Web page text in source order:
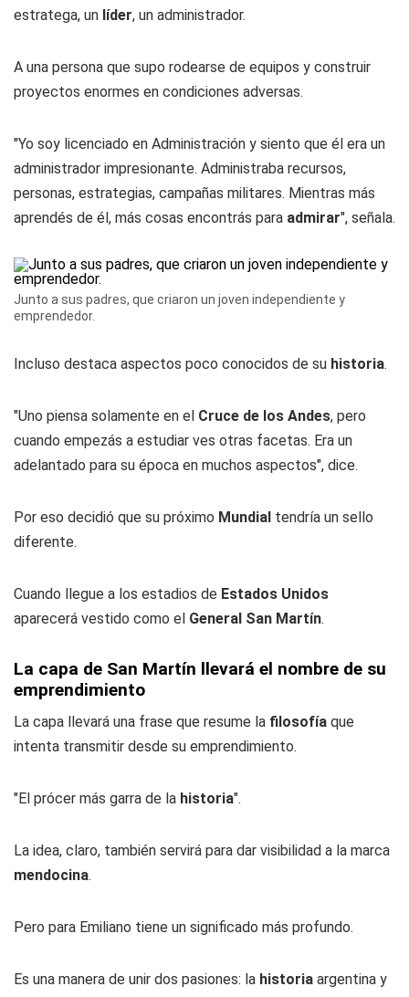
estratega, un líder, un administrador.
A una persona que supo rodearse de equipos y construir
proyectos enormes en condiciones adversas.
"Yo soy licenciado en Administración y siento que él era un
administrador impresionante. Administraba recursos,
personas, estrategias, campañas militares. Mientras más
aprendés de él, más cosas encontrás para admirar", señala.
Junto a sus padres, que criaron un joven independiente y
emprendedor.
Incluso destaca aspectos poco conocidos de su historia.
"Uno piensa solamente en el Cruce de los Andes, pero
cuando empezás a estudiar ves otras facetas. Era un
adelantado para su época en muchos aspectos", dice.
Por eso decidió que su próximo Mundial tendría un sello
diferente.
Cuando llegue a los estadios de Estados Unidos
aparecerá vestido como el General San Martín.
La capa de San Martín llevará el nombre de su
emprendimiento
La capa llevará una frase que resume la filosofía que
intenta transmitir desde su emprendimiento.
"El prócer más garra de la historia".
La idea, claro, también servirá para dar visibilidad a la marca
mendocina.
Pero para Emiliano tiene un significado más profundo.
Es una manera de unir dos pasiones: la historia argentina y